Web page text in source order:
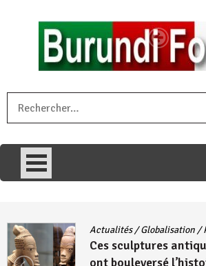
umariye umuryango wawe canke
uri ngaha ndagusigiye iki kibazo : Uriko
Actualités /Globalisation/Politique/
Ces sculptures antiques du
ont bouleversé l’histoire de